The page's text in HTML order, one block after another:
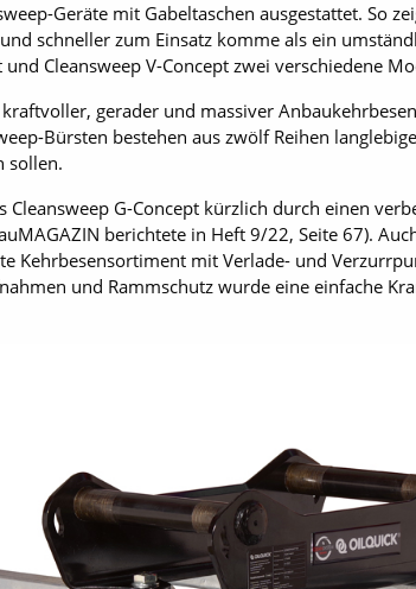
Geräte mit Gabeltaschen ausgestattet. So
schneller zum Einsatz komme als ein
Cleansweep V-Concept zwei verschiedene
kraftvoller, gerader und massiver
Bürsten bestehen aus zwölf Reihen
sollen.
Cleansweep G-Concept kürzlich durch einen
berichtete in Heft 9/22, Seite 67).
Kehrbesensortiment mit Verlade- und
und Rammschutz wurde eine einfache